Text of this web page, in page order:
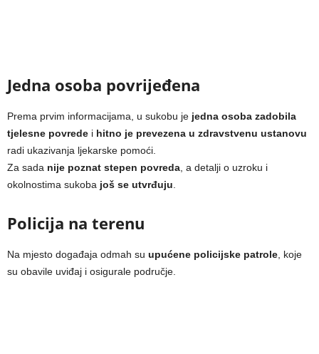
Jedna osoba povrijeđena
Prema prvim informacijama, u sukobu je jedna osoba zadobila
tjelesne povrede i hitno je prevezena u zdravstvenu ustanovu
radi ukazivanja ljekarske pomoći.
Za sada nije poznat stepen povreda , a detalji o uzroku i
okolnostima sukoba još se utvrđuju
Policija na terenu
Na mjesto događaja odmah su upućene policijske patrole , koje
su obavile uviđaj i osigurale područje.